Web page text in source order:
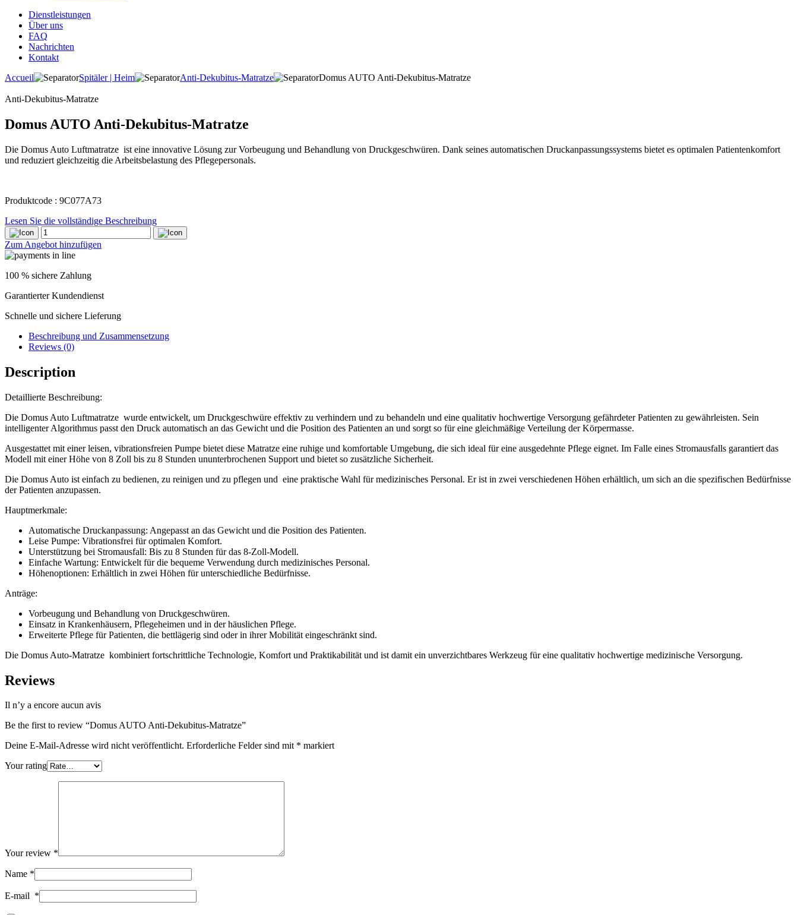
Dienstleistungen
Über uns
FAQ
Nachrichten
Kontakt
Accueil
Spitäler | Heim Anti-Dekubitus-Matratze Domus AUTO Anti-Dekubitus-Matratze
Anti-Dekubitus-Matratze
Domus AUTO Anti-Dekubitus-Matratze
Die Domus Auto Luftmatratze ist eine innovative Lösung zur Vorbeugung und Behandlung von Druckgeschwüren. Dank seines automatischen Druckanpassungssystems bietet es optimalen Patientenkomfort
und reduziert gleichzeitig die Arbeitsbelastung des Pflegepersonals.
Produktcode : 9C077A73
Lesen Sie die vollständige Beschreibung
Domus
AUTO
Anti-
Dekubitus-
Matratze
Zum Angebot hinzufügen
100 % sichere Zahlung
Garantierter Kundendienst
Schnelle und sichere Lieferung
Beschreibung und Zusammensetzung
Reviews (0)
Description
Detaillierte Beschreibung:
Die Domus Auto Luftmatratze wurde entwickelt, um Druckgeschwüre effektiv zu verhindern und zu behandeln und eine qualitativ hochwertige Versorgung gefährdeter Patienten zu gewährleisten. Sein
intelligenter Algorithmus passt den Druck automatisch an das Gewicht und die Position des Patienten an und sorgt so für eine gleichmäßige Verteilung der Körpermasse.
Ausgestattet mit einer leisen, vibrationsfreien Pumpe bietet diese Matratze eine ruhige und komfortable Umgebung, die sich ideal für eine ausgedehnte Pflege eignet. Im Falle eines Stromausfalls garantiert das
Modell mit einer Höhe von 8 Zoll bis zu 8 Stunden ununterbrochenen Support und bietet so zusätzliche Sicherheit.
Die Domus Auto ist einfach zu bedienen, zu reinigen und zu pflegen und eine praktische Wahl für medizinisches Personal. Er ist in zwei verschiedenen Höhen erhältlich, um sich an die spezifischen Bedürfnisse
der Patienten anzupassen.
Hauptmerkmale:
Automatische Druckanpassung: Angepasst an das Gewicht und die Position des Patienten.
Leise Pumpe: Vibrationsfrei für optimalen Komfort.
Unterstützung bei Stromausfall: Bis zu 8 Stunden für das 8-Zoll-Modell.
Einfache Wartung: Entwickelt für die bequeme Verwendung durch medizinisches Personal.
Höhenoptionen: Erhältlich in zwei Höhen für unterschiedliche Bedürfnisse.
Anträge:
Vorbeugung und Behandlung von Druckgeschwüren.
Einsatz in Krankenhäusern, Pflegeheimen und in der häuslichen Pflege.
Erweiterte Pflege für Patienten, die bettlägerig sind oder in ihrer Mobilität eingeschränkt sind.
Die Domus Auto-Matratze kombiniert fortschrittliche Technologie, Komfort und Praktikabilität und ist damit ein unverzichtbares Werkzeug für eine qualitativ hochwertige medizinische Versorgung.
Reviews
Il n’y a encore aucun avis
Be the first to review “Domus AUTO Anti-Dekubitus-Matratze”
Deine E-Mail-Adresse wird nicht veröffentlicht. Erforderliche Felder sind mit * markiert
Your rating
Your review *
Name *
E-mail *